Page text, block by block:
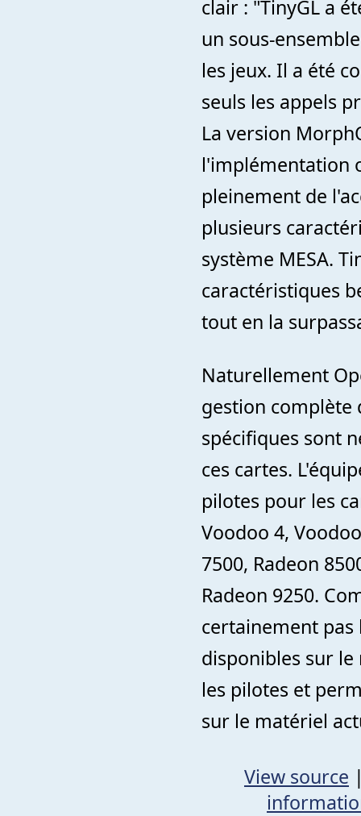
clair : "TinyGL a
un sous-
les jeux. Il a été
seuls les appels
La version
l'implémentation
pleinement de
plusieurs
système MESA.
caractéristiques
tout en la
Naturellement
gestion complète
spécifiques sont
ces cartes.
pilotes pour les
Voodoo 4,
7500, Radeon
Radeon 9250.
certainement pas
disponibles sur
les pilotes et
sur le matériel
View source